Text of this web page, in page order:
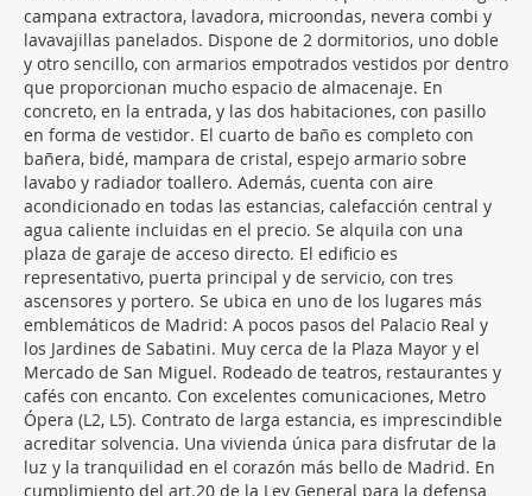
campana extractora, lavadora, microondas, nevera combi y
lavavajillas panelados. Dispone de 2 dormitorios, uno doble
y otro sencillo, con armarios empotrados vestidos por dentro
que proporcionan mucho espacio de almacenaje. En
concreto, en la entrada, y las dos habitaciones, con pasillo
en forma de vestidor. El cuarto de baño es completo con
bañera, bidé, mampara de cristal, espejo armario sobre
lavabo y radiador toallero. Además, cuenta con aire
acondicionado en todas las estancias, calefacción central y
agua caliente incluidas en el precio. Se alquila con una
plaza de garaje de acceso directo. El edificio es
representativo, puerta principal y de servicio, con tres
ascensores y portero. Se ubica en uno de los lugares más
emblemáticos de Madrid: A pocos pasos del Palacio Real y
los Jardines de Sabatini. Muy cerca de la Plaza Mayor y el
Mercado de San Miguel. Rodeado de teatros, restaurantes y
cafés con encanto. Con excelentes comunicaciones, Metro
Ópera (L2, L5). Contrato de larga estancia, es imprescindible
acreditar solvencia. Una vivienda única para disfrutar de la
luz y la tranquilidad en el corazón más bello de Madrid. En
cumplimiento del art.20 de la Ley General para la defensa